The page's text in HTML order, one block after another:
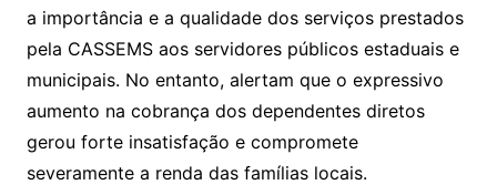
a importância e a qualidade dos serviços prestados
pela CASSEMS aos servidores públicos estaduais e
municipais. No entanto, alertam que o expressivo
aumento na cobrança dos dependentes diretos
gerou forte insatisfação e compromete
severamente a renda das famílias locais.